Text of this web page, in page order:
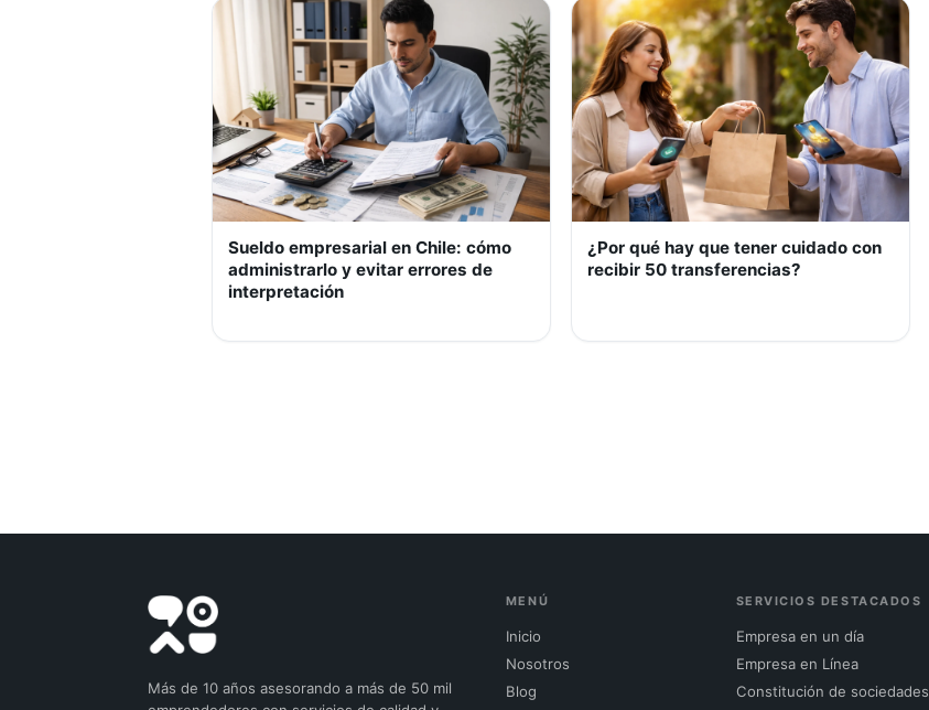
Sueldo empresarial en Chile: cómo
administrarlo y evitar errores de
interpretación
¿Por qué hay que tener cuidado con
recibir 50 transferencias?
Más de 10 años asesorando a más de 50 mil
MENÚ
Inicio
Nosotros
Blog
SERVICIOS DESTACADOS
Empresa en un día
Empresa en Línea
Constitución de sociedades